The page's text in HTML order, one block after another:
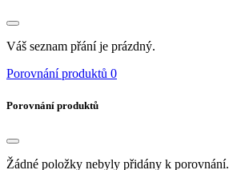
Váš seznam přání je prázdný.
Porovnání produktů 0
Porovnání produktů
Žádné položky nebyly přidány k porovnání.